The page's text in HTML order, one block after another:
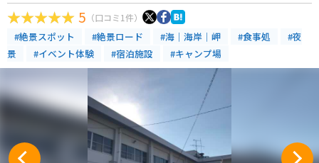
5 （口コミ1件）
#絶景スポット #絶景ロード #海｜海岸｜岬 #食事処
#夜
景
#イベント体験 #宿泊施設 #キャンプ場